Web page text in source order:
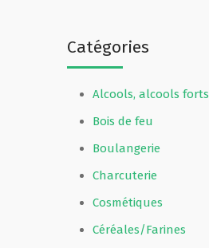
Catégories
Alcools, alcools forts
Bois de feu
Boulangerie
Charcuterie
Cosmétiques
Céréales/Farines
Devenir membre
Revue de presse
Guide de la vente directe
Fête Marché Paysan